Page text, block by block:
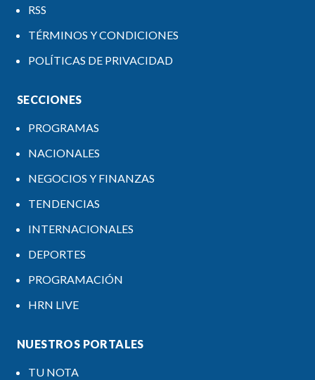
RSS
TÉRMINOS Y CONDICIONES
POLÍTICAS DE PRIVACIDAD
SECCIONES
PROGRAMAS
NACIONALES
NEGOCIOS Y FINANZAS
TENDENCIAS
INTERNACIONALES
DEPORTES
PROGRAMACIÓN
HRN LIVE
NUESTROS PORTALES
TU NOTA